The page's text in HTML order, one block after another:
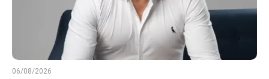
06/08/2026